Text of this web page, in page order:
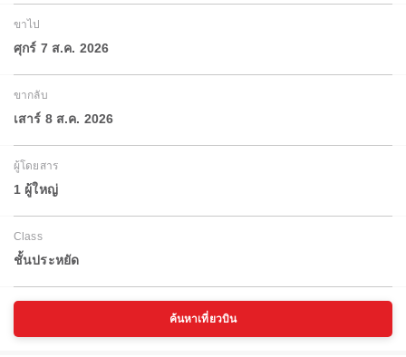
ขาไป
ศุกร์ 7 ส.ค. 2026
ขากลับ
เสาร์ 8 ส.ค. 2026
ผู้โดยสาร
1 ผู้ใหญ่
Class
ชั้นประหยัด
ค้นหาเที่ยวบิน